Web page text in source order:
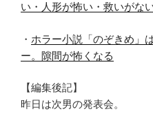
い・人形が怖い・救いがな
・ ホラー小説「のぞきめ」
ー。隙間が怖くなる
【編集後記】
昨日は次男の発表会。